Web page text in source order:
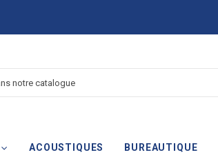
ACOUSTIQUES BUREAUTIQUE